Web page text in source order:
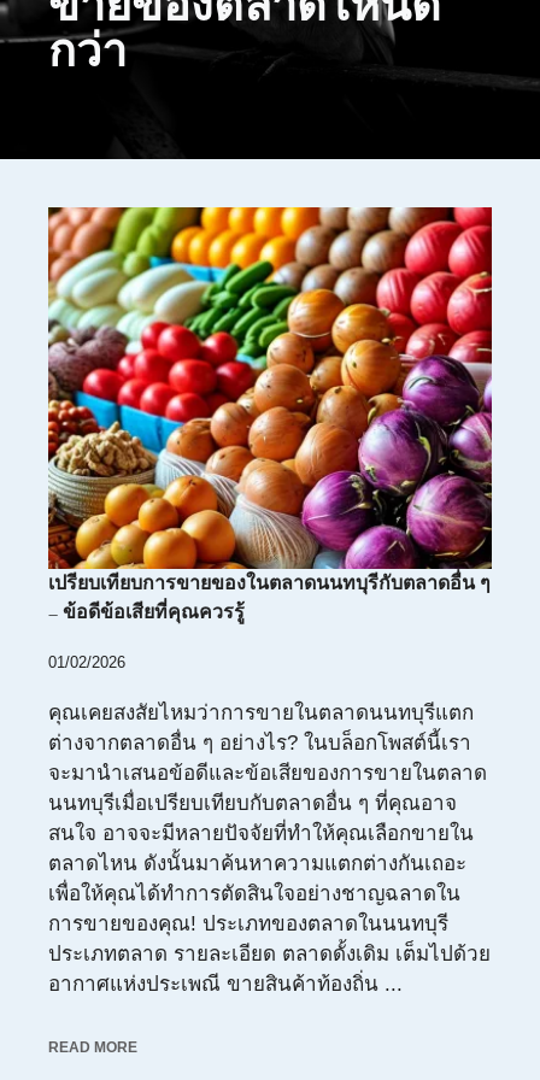
กว่า
เปรียบเทียบการขายของในตลาดนนทบุรีกับตลาดอื่น ๆ
– ข้อดีข้อเสียที่คุณควรรู้
01/02/2026
คุณเคยสงสัยไหมว่าการขายในตลาดนนทบุรีแตก
ต่างจากตลาดอื่น ๆ อย่างไร? ในบล็อกโพสต์นี้เรา
จะมานำเสนอข้อดีและข้อเสียของการขายในตลาด
นนทบุรีเมื่อเปรียบเทียบกับตลาดอื่น ๆ ที่คุณอาจ
สนใจ อาจจะมีหลายปัจจัยที่ทำให้คุณเลือกขายใน
ตลาดไหน ดังนั้นมาค้นหาความแตกต่างกันเถอะ
เพื่อให้คุณได้ทำการตัดสินใจอย่างชาญฉลาดใน
การขายของคุณ! ประเภทของตลาดในนนทบุรี
ประเภทตลาด รายละเอียด ตลาดดั้งเดิม เต็มไปด้วย
อากาศแห่งประเพณี ขายสินค้าท้องถิ่น ...
READ MORE